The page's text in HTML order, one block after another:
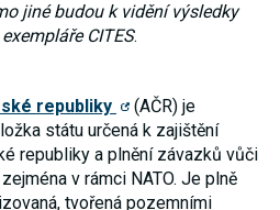
jiné budou k vidění výsledky
CITES.
republiky
(AČR) je
státu určená k zajištění
republiky a plnění závazků vůči
v rámci NATO. Je plně
tvořená pozemními
Vašim zájmům.